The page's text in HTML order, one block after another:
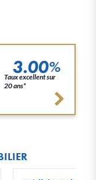
3.00%
Taux excellent sur
20 ans*